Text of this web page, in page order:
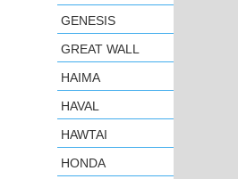
GENESIS
GREAT WALL
HAIMA
HAVAL
HAWTAI
HONDA